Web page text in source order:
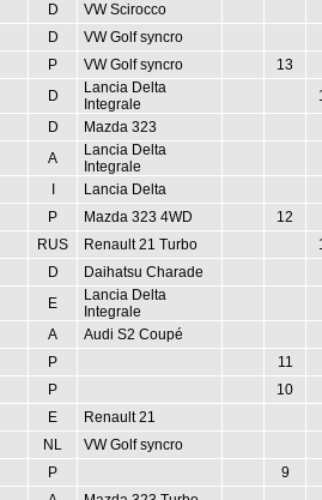
D
VW Scirocco
D
VW Golf syncro
P VW Golf syncro
13
D
Lancia Delta
Integrale
D
Mazda 323
A
Lancia Delta
Integrale
Lancia Delta
P Mazda 323 4WD
12
RUS Renault 21 Turbo
D
Daihatsu Charade
E
Lancia Delta
Integrale
A
Audi S2 Coupé
P
11
P
10
E
Renault 21
NL
VW Golf syncro
P
9